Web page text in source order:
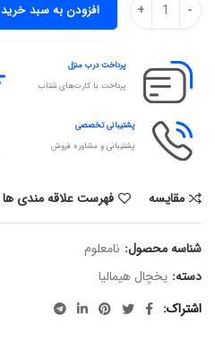
افزودن به سبد خرید
پرداخت درب منزل
پرداخت با کارت‌های شتاب
پشتیبانی تخصصی
پشتیبانی و مشاوره فروش
مقایسه فهرست علاقه مندی ها
شناسه محصول: نامعلوم
دسته: یخچال هیمالیا
اشتراک